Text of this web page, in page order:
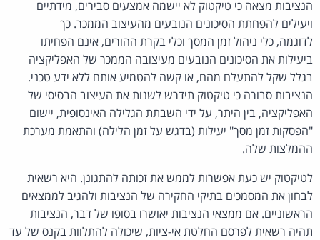
הנציבות מצאה כי טיקטוק לא יישמה אמצעים סבירים, מידתיים
ויעילים להפחתת הסיכונים הנובעים מהעיצוב הממכר. כך
לדוגמה, כלי ניהול זמן המסך וכלי בקרת ההורים, אינם הפחיתו
ביעילות את הסיכונים הנובעים מעיצובה הממכר של האפליקציה
בגלל שקל להתעלם מהם, או קשה להטמיע אותם ללא ידע טכני.
הנציבות סבורה כי טיקטוק תידרש לשנות את העיצוב הבסיסי של
האפליקציה, בין היתר, על ידי השבתת הגלילה האינסופית, יישום
"הפסקות זמן מסך" יעילות (בדגש על זמן הלילה) והתאמת מערכת
ההמלצות שלה.
לטיקטוק יש כעת אפשרות לממש את זכותה להתגונן. היא רשאית
לבחון את המסמכים בתיקי החקירה של הנציבות ולהגיב לממצאים
הראשוניים. אם ממצאי הנציבות יאושרו בסופו של דבר, הנציבות
תהיה רשאית לפרסם החלטת אי-ציות, שיכולה להתלוות בקנס של עד